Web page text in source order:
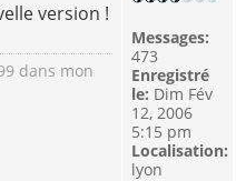
version !
dans mon
Messages:
473
Enregistré
le: Dim Fév
12, 2006
5:15 pm
Localisation:
lyon